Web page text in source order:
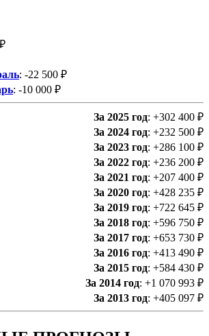
: -22 500 ₽
: -10 000 ₽
За 2025 год: +302 400 ₽
За 2024 год: +232 500 ₽
За 2023 год: +286 100 ₽
За 2022 год: +236 200 ₽
За 2021 год: +207 400 ₽
За 2020 год: +428 235 ₽
За 2019 год: +722 645 ₽
За 2018 год: +596 750 ₽
За 2017 год: +653 730 ₽
За 2016 год: +413 490 ₽
За 2015 год: +584 430 ₽
За 2014 год: +1 070 993 ₽
За 2013 год: +405 097 ₽